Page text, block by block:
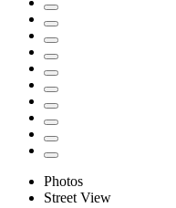
Photos
Street View